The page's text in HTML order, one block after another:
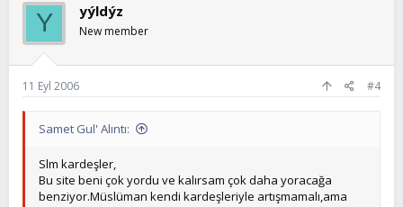
Y yýldýz
New member
11 Eyl 2006 #4
Samet Gul' Alıntı:
Slm kardeşler,
Bu site beni çok yordu ve kalırsam çok daha yoracağa
benziyor.Müslüman kendi kardeşleriyle artışmamalı,ama